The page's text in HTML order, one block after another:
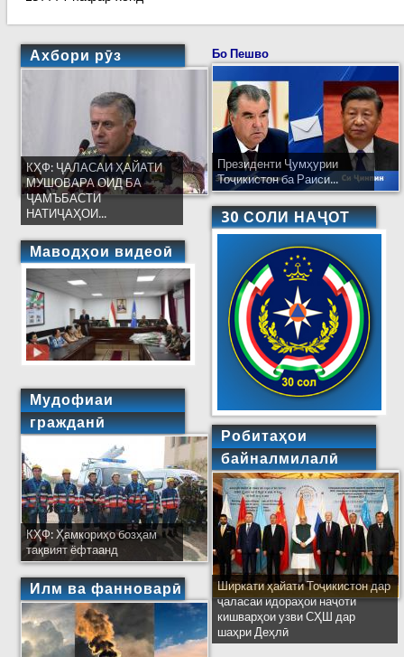
Ахбори рӯз
КҲФ: ҶАЛАСАИ ҲАЙАТИ
МУШОВАРА ОИД БА
ҶАМЪБАСТИ
НАТИҶАҲОИ...
Маводҳои видеоӣ
Мудофиаи
гражданӣ
КҲФ: Ҳамкориҳо бозҳам
тақвият ёфтаанд
Илм ва фанноварӣ
Бо Пешво
Президенти Ҷумҳурии
Тоҷикистон ба Раиси...
30 СОЛИ НАҶОТ
Робитаҳои
байналмилалӣ
Ширкати ҳайати Тоҷикистон дар
ҷаласаи идораҳои наҷоти
кишварҳои узви СҲШ дар
шаҳри Деҳлӣ